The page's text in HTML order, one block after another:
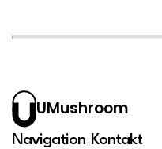
UMushroom
Navigation Kontakt